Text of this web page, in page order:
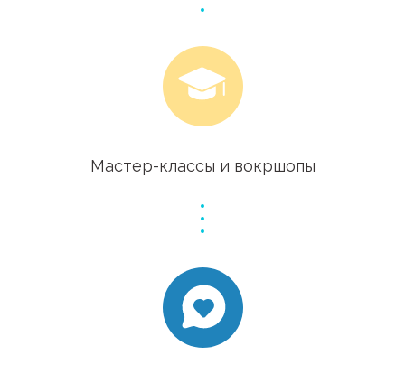
Мастер-классы и вокршопы